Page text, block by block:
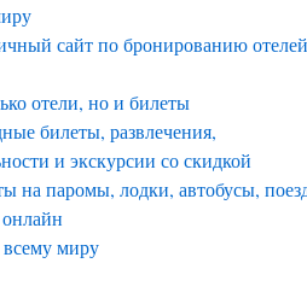
сайт по бронированию
отели, но и билеты
билеты, развлечения,
и экскурсии со скидкой
на паромы, лодки, автобусы,
миру